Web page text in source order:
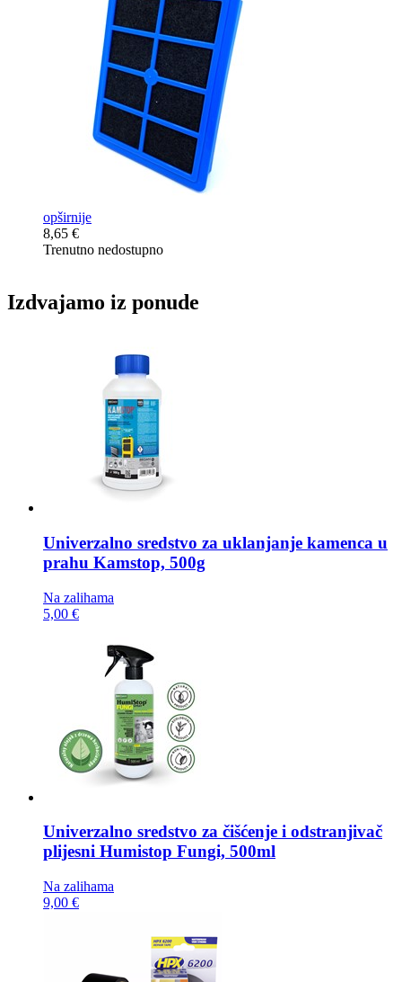
opširnije
8,65 €
Trenutno nedostupno
Izdvajamo iz ponude
Univerzalno sredstvo za uklanjanje kamenca u
prahu Kamstop, 500g
Na zalihama
5,00 €
Univerzalno sredstvo za čišćenje i odstranjivač
plijesni Humistop Fungi, 500ml
Na zalihama
9,00 €